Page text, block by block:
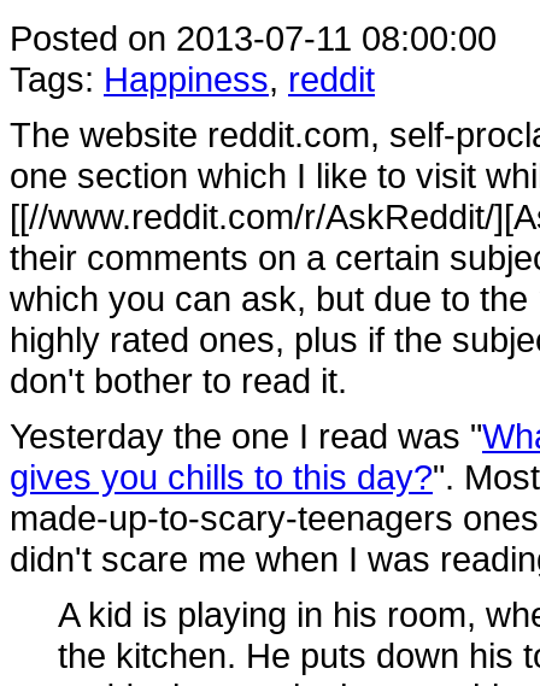
Posted on 2013-07-11 08:00:00
Tags: Happiness, reddit
The website reddit.com, self-
one section which I like to visit
[[//www.reddit.com/r/AskReddit/
their comments on a certain
which you can ask, but due to
highly rated ones, plus if the
don't bother to read it.
Yesterday the one I read was "
gives you chills to this day?".
made-up-to-scary-teenagers
didn't scare me when I was
A kid is playing in his room,
the kitchen. He puts down his